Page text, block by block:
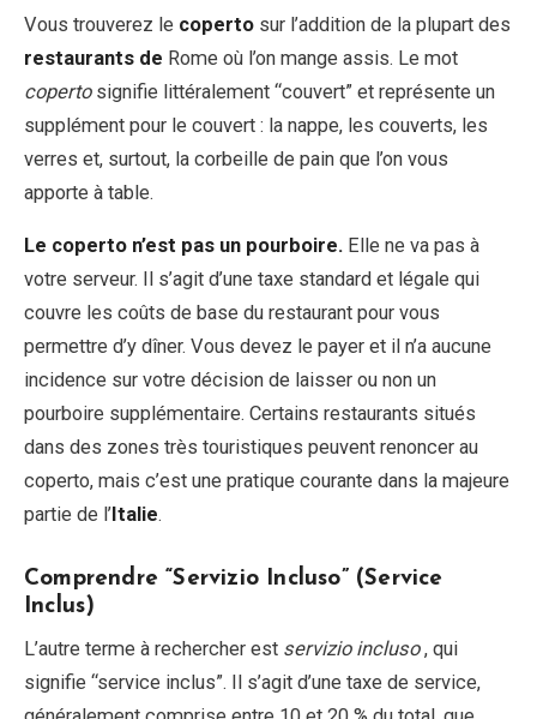
Vous trouverez le coperto sur l’addition de la plupart des
restaurants de Rome où l’on mange assis. Le mot
copertosignifie littéralement “couvert” et représente un
supplément pour le couvert : la nappe, les couverts, les
verres et, surtout, la corbeille de pain que l’on vous
apporte à table.
Le coperto n’est pas un pourboire. Elle ne va pas à
votre serveur. Il s’agit d’une taxe standard et légale qui
couvre les coûts de base du restaurant pour vous
permettre d’y dîner. Vous devez le payer et il n’a aucune
incidence sur votre décision de laisser ou non un
pourboire supplémentaire. Certains restaurants situés
dans des zones très touristiques peuvent renoncer au
coperto, mais c’est une pratique courante dans la majeure
partie de l’Italie.
Comprendre “Servizio Incluso” (Service
Inclus)
L’autre terme à rechercher est servizio incluso, qui
signifie “service inclus”. Il s’agit d’une taxe de service,